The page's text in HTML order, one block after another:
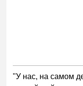
"У нас, на самом